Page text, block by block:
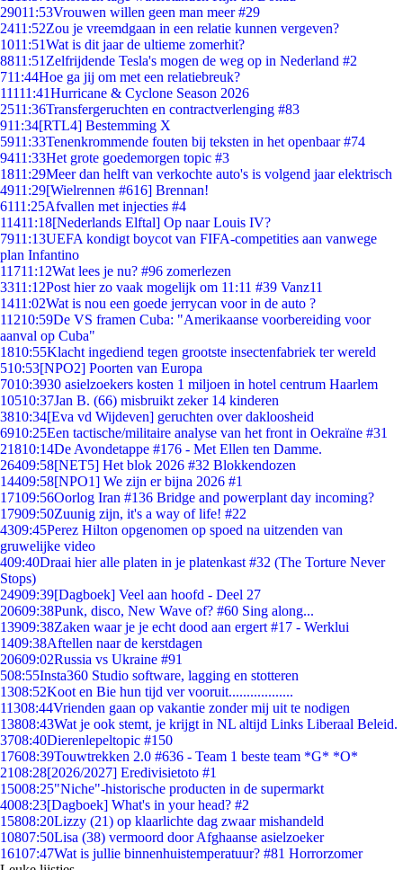
29011:53Vrouwen willen geen man meer #29
2411:52Zou je vreemdgaan in een relatie kunnen vergeven?
1011:51Wat is dit jaar de ultieme zomerhit?
8811:51 Zelfrijdende Tesla's mogen de weg op in Nederland #2
711:44Hoe ga jij om met een relatiebreuk?
11111:41Hurricane & Cyclone Season 2026
2511:36Transfergeruchten en contractverlenging #83
911:34[RTL4] Bestemming X
5911:33Tenenkrommende fouten bij teksten in het openbaar #74
9411:33Het grote goedemorgen topic #3
1811:29Meer dan helft van verkochte auto's is volgend jaar elektrisch
4911:29[Wielrennen #616] Brennan!
6111:25Afvallen met injecties #4
11411:18[Nederlands Elftal] Op naar Louis IV?
7911:13UEFA kondigt boycot van FIFA-competities aan vanwege
plan Infantino
11711:12Wat lees je nu? #96 zomerlezen
3311:12Post hier zo vaak mogelijk om 11:11 #39 Vanz11
1411:02Wat is nou een goede jerrycan voor in de auto ?
11210:59De VS framen Cuba: "Amerikaanse voorbereiding voor
aanval op Cuba"
1810:55Klacht ingediend tegen grootste insectenfabriek ter wereld
510:53[NPO2] Poorten van Europa
7010:3930 asielzoekers kosten 1 miljoen in hotel centrum Haarlem
10510:37Jan B. (66) misbruikt zeker 14 kinderen
3810:34[Eva vd Wijdeven] geruchten over dakloosheid
6910:25Een tactische/militaire analyse van het front in Oekraïne #31
21810:14De Avondetappe #176 - Met Ellen ten Damme.
26409:58[NET5] Het blok 2026 #32 Blokkendozen
14409:58[NPO1] We zijn er bijna 2026 #1
17109:56Oorlog Iran #136 Bridge and powerplant day incoming?
17909:50Zuunig zijn, it's a way of life! #22
4309:45Perez Hilton opgenomen op spoed na uitzenden van
gruwelijke video
409:40Draai hier alle platen in je platenkast #32 (The Torture Never
Stops)
24909:39[Dagboek] Veel aan hoofd - Deel 27
20609:38Punk, disco, New Wave of? #60 Sing along...
13909:38Zaken waar je je echt dood aan ergert #17 - Werklui
1409:38Aftellen naar de kerstdagen
20609:02Russia vs Ukraine #91
508:55Insta360 Studio software, lagging en stotteren
1308:52Koot en Bie hun tijd ver vooruit..................
11308:44Vrienden gaan op vakantie zonder mij uit te nodigen
13808:43Wat je ook stemt, je krijgt in NL altijd Links Liberaal Beleid.
3708:40Dierenlepeltopic #150
17608:39Touwtrekken 2.0 #636 - Team 1 beste team *G* *O*
2108:28[2026/2027] Eredivisietoto #1
15008:25"Niche"-historische producten in de supermarkt
4008:23[Dagboek] What's in your head? #2
15808:20Lizzy (21) op klaarlichte dag zwaar mishandeld
10807:50Lisa (38) vermoord door Afghaanse asielzoeker
16107:47Wat is jullie binnenhuistemperatuur? #81 Horrorzomer